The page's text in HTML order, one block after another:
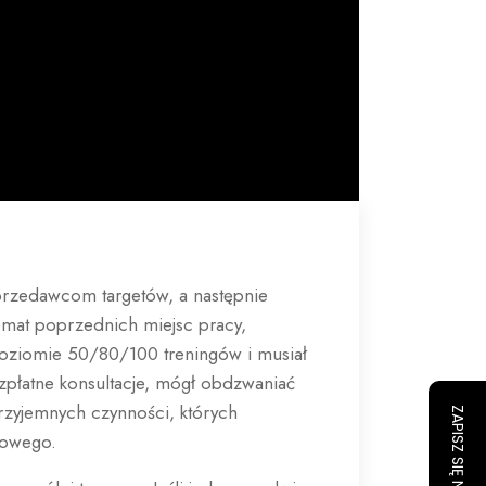
targetów, a następnie
poprzednich miejsc pracy,
50/80/100 treningów i musiał
konsultacje, mógł obdzwaniać
czynności, których